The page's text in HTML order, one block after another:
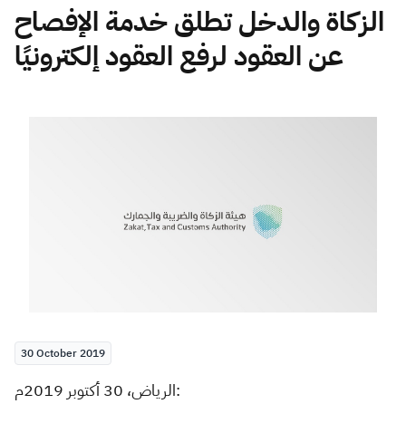
Search Search AI
الزكاة والدخل تطلق خدمة الإفصاح
عن العقود لرفع العقود إلكترونيًا
30 October 2019
الرياض، 30 أكتوبر 2019م: